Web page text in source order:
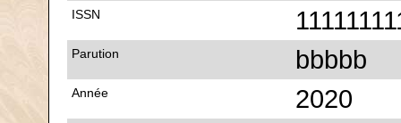
ISSN
Parution bbbbb
Année 2020